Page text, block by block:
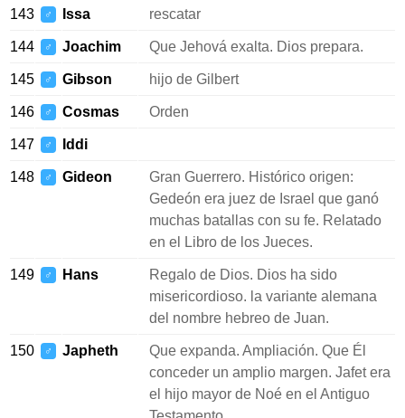
143 ♂ Issa rescatar
144 ♂ Joachim Que Jehová exalta. Dios prepara.
145 ♂ Gibson hijo de Gilbert
146 ♂ Cosmas Orden
147 ♂ Iddi
148 ♂ Gideon
Gran Guerrero. Histórico origen:
Gedeón era juez de Israel que ganó
muchas batallas con su fe. Relatado
en el Libro de los Jueces.
149 ♂ Hans
Regalo de Dios. Dios ha sido
misericordioso. la variante alemana
del nombre hebreo de Juan.
150 ♂ Japheth
Que expanda. Ampliación. Que Él
conceder un amplio margen. Jafet era
el hijo mayor de Noé en el Antiguo